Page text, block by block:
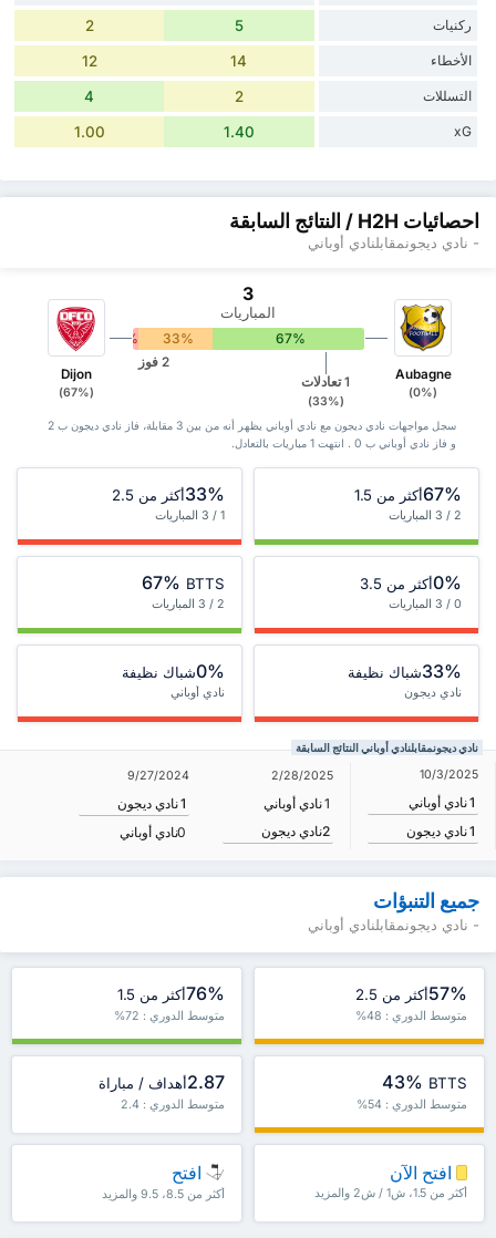
ركنيات 5
2
الأخطاء 14
12
التسللات 2
4
xG
1.40
1.00
احصائيات H2H / النتائج السابقة
- نادي ديجونمقابلنادي أوباني
Dijon
(67%)
3
المباريات
67%
33%
0%
2 فوز
1 تعادلات
(33%)
Aubagne
(0%)
سجل مواجهات نادي ديجون مع نادي أوباني يظهر أنه من بين 3 ‏مقابلة، فاز نادي ديجون ب 2
و فاز نادي أوباني ب 0 . انتهت 1 مباريات بالتعادل.
67%أكثر من 1.5
2 / 3 المباريات
33%أكثر من 2.5
1 / 3 المباريات
0%أكثر من 3.5
0 / 3 المباريات
67% BTTS
2 / 3 المباريات
33%شباك نظيفة
نادي ديجون
0%شباك نظيفة
نادي أوباني
نادي ديجونمقابلنادي أوباني النتائج السابقة
10/3/2025
نادي أوباني1
نادي ديجون1
2/28/2025
نادي أوباني1
نادي ديجون2
9/27/2024
نادي ديجون1
نادي أوباني0
جميع التنبؤات
- نادي ديجونمقابلنادي أوباني
57%أكثر من 2.5
متوسط الدوري : 48%
76%أكثر من 1.5
متوسط الدوري : 72%
43% BTTS
متوسط الدوري : 54%
2.87أهداف / مباراة
متوسط الدوري : 2.4
افتح الآن
أكثر من 1.5، ش1 / ش2 والمزيد
افتح
أكثر من 8.5، 9.5 والمزيد